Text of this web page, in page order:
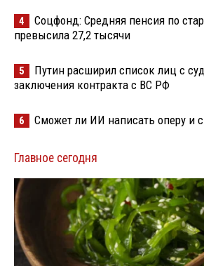
4
Соцфонд: Средняя пенсия по
превысила 27,2 тысячи
5
Путин расширил список лиц с
заключения контракта с ВС РФ
6 Сможет ли ИИ написать оперу и
Главное сегодня